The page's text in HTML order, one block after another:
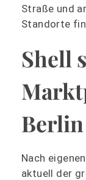
Straße und
Standorte
Shell
Berlin
Nach
aktuell der